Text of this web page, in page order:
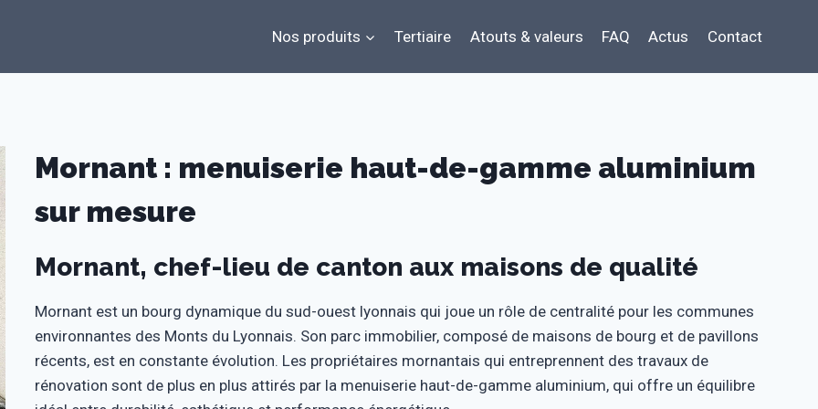
Nos produits Tertiaire Atouts & valeurs FAQ Actus Contact
Mornant : menuiserie haut-de-gamme aluminium
sur mesure
Mornant, chef-lieu de canton aux maisons de qualité
Mornant est un bourg dynamique du sud-ouest lyonnais qui joue un rôle de centralité pour les communes
environnantes des Monts du Lyonnais. Son parc immobilier, composé de maisons de bourg et de pavillons
récents, est en constante évolution. Les propriétaires mornantais qui entreprennent des travaux de
rénovation sont de plus en plus attirés par la menuiserie haut-de-gamme aluminium, qui offre un équilibre